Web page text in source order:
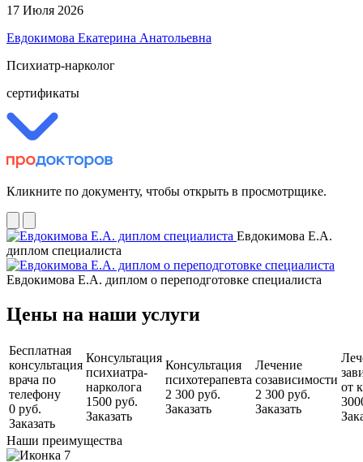
17 Июля 2026
Евдокимова Екатерина Анатольевна
Психиатр-нарколог
сертификаты
Кликните по документу, чтобы открыть в просмотрщике.
Евдокимова Е.А.
диплом специалиста
Евдокимова Е.А. диплом о переподготовке специалиста
Цены на наши услуги
Бесплатная
консультация
врача по
телефону
0 руб.
Заказать
Консультация
психиатра-
нарколога
1500 руб.
Заказать
Консультация
психотерапевта
2 300 руб.
Заказать
Лечение
созависимости
2 300 руб.
Заказать
от
Наши преимущества